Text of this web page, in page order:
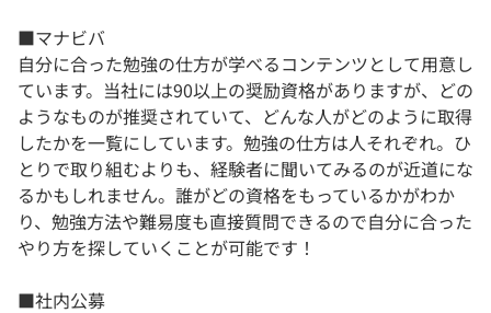
■マナビバ
自分に合った勉強の仕方が学べるコンテンツとして用意し
ています。当社には90以上の奨励資格がありますが、どの
ようなものが推奨されていて、どんな人がどのように取得
したかを一覧にしています。勉強の仕方は人それぞれ。ひ
とりで取り組むよりも、経験者に聞いてみるのが近道にな
るかもしれません。誰がどの資格をもっているかがわか
り、勉強方法や難易度も直接質問できるので自分に合った
やり方を探していくことが可能です！
■社内公募